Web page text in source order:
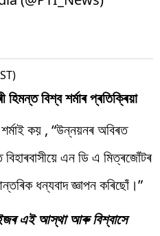
বিশ্ব শৰ্মাৰ প্ৰতিক্ৰিয়া
কয় , “উন্নয়নৰ অবিৰত
এন ডি এ মিত্ৰজোঁটৰ
ধন্যবাদ জ্ঞাপন কৰিছোঁ।”
এই আস্থা আৰু বিশ্বাসে